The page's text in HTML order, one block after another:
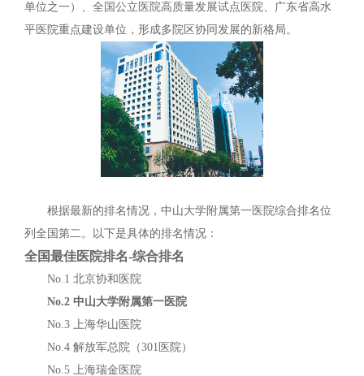
单位之一）、全国公立医院高质量发展试点医院、广东省高水
平医院重点建设单位，形成多院区协同发展的新格局。
根据最新的排名情况，中山大学附属第一医院综合排名位
列全国第二。以下是具体的排名情况：
全国最佳医院排名-综合排名
No.1 北京协和医院
No.2 中山大学附属第一医院
No.3 上海华山医院
No.4 解放军总院（301医院）
No.5 上海瑞金医院